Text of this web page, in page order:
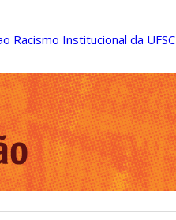
Racismo Institucional da UFSC